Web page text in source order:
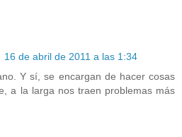
16 de abril de 2011 a las 1:34
Y sí, se encargan de hacer cosas
a la larga nos traen problemas más